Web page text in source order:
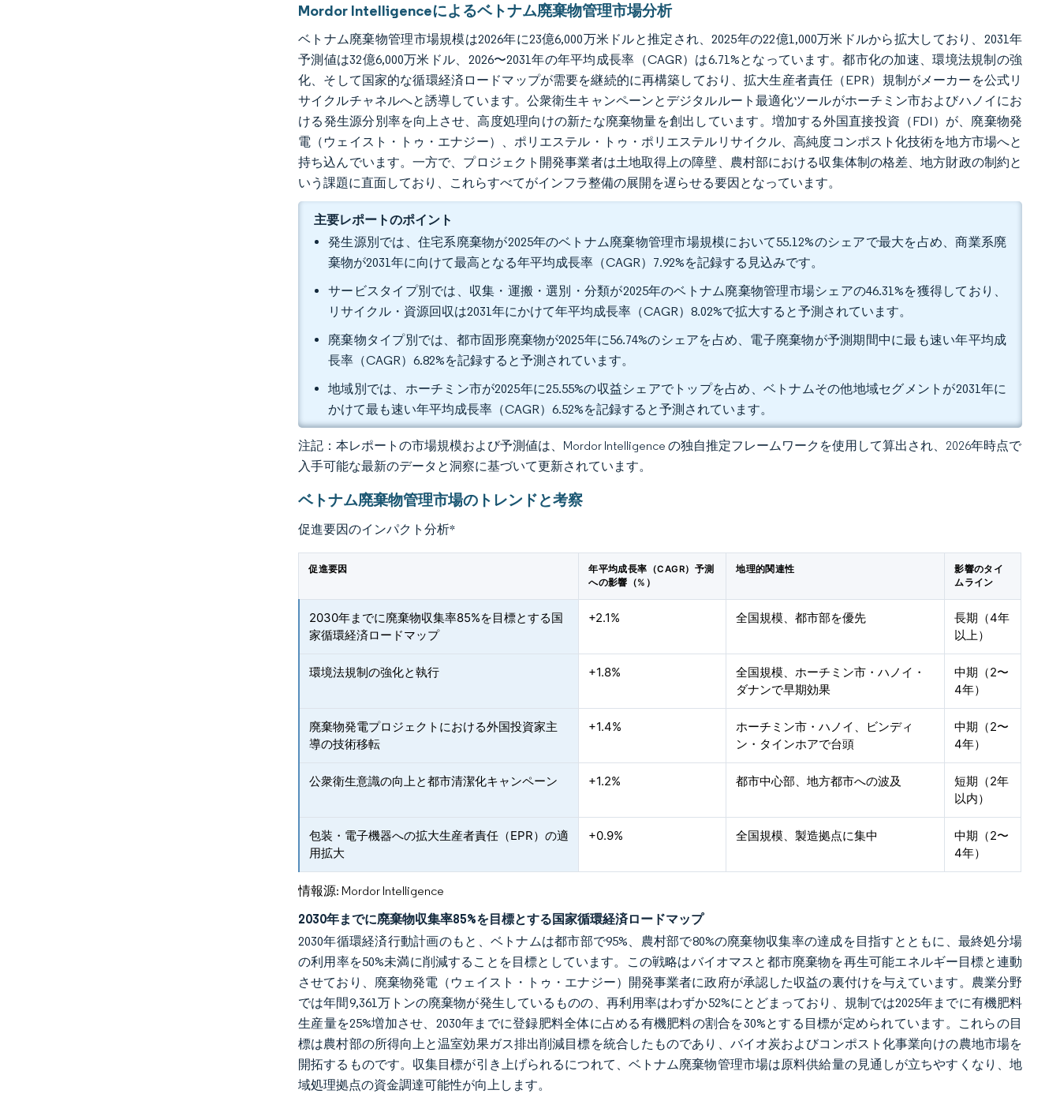
Mordor Intelligenceによるベトナム廃棄物管理市場分析
ベトナム廃棄物管理市場規模は2026年に23億6,000万米ドルと推定され、2025年の22億1,000万米ドルから拡大しており、2031年
予測値は32億6,000万米ドル、2026〜2031年の年平均成長率（CAGR）は6.71%となっています。都市化の加速、環境法規制の強
化、そして国家的な循環経済ロードマップが需要を継続的に再構築しており、拡大生産者責任（EPR）規制がメーカーを公式リ
サイクルチャネルへと誘導しています。公衆衛生キャンペーンとデジタルルート最適化ツールがホーチミン市およびハノイにお
ける発生源分別率を向上させ、高度処理向けの新たな廃棄物量を創出しています。増加する外国直接投資（FDI）が、廃棄物発
電（ウェイスト・トゥ・エナジー）、ポリエステル・トゥ・ポリエステルリサイクル、高純度コンポスト化技術を地方市場へと
持ち込んでいます。一方で、プロジェクト開発事業者は土地取得上の障壁、農村部における収集体制の格差、地方財政の制約と
いう課題に直面しており、これらすべてがインフラ整備の展開を遅らせる要因となっています。
主要レポートのポイント
発生源別では、住宅系廃棄物が2025年のベトナム廃棄物管理市場規模において55.12%のシェアで最大を占め、商業系廃
棄物が2031年に向けて最高となる年平均成長率（CAGR）7.92%を記録する見込みです。
サービスタイプ別では、収集・運搬・選別・分類が2025年のベトナム廃棄物管理市場シェアの46.31%を獲得しており、
リサイクル・資源回収は2031年にかけて年平均成長率（CAGR）8.02%で拡大すると予測されています。
廃棄物タイプ別では、都市固形廃棄物が2025年に56.74%のシェアを占め、電子廃棄物が予測期間中に最も速い年平均成
長率（CAGR）6.82%を記録すると予測されています。
地域別では、ホーチミン市が2025年に25.55%の収益シェアでトップを占め、ベトナムその他地域セグメントが2031年に
かけて最も速い年平均成長率（CAGR）6.52%を記録すると予測されています。
注記：本レポートの市場規模および予測値は、Mordor Intelligence の独自推定フレームワークを使用して算出され、2026年時点で
入手可能な最新のデータと洞察に基づいて更新されています。
ベトナム廃棄物管理市場のトレンドと考察
促進要因のインパクト分析*
促進要因
年平均成長率（CAGR）予測
への影響（%）
地理的関連性
影響のタイ
ムライン
2030年までに廃棄物収集率85%を目標とする国
家循環経済ロードマップ
+2.1% 全国規模、都市部を優先
長期（4年
以上）
環境法規制の強化と執行 +1.8%
全国規模、ホーチミン市・ハノイ・
ダナンで早期効果
中期（2〜
4年）
廃棄物発電プロジェクトにおける外国投資家主
導の技術移転
+1.4%
ホーチミン市・ハノイ、ビンディ
ン・タインホアで台頭
中期（2〜
4年）
公衆衛生意識の向上と都市清潔化キャンペーン +1.2% 都市中心部、地方都市への波及
短期（2年
以内）
包装・電子機器への拡大生産者責任（EPR）の適
用拡大
+0.9% 全国規模、製造拠点に集中
中期（2〜
4年）
情報源: Mordor Intelligence
2030年までに廃棄物収集率85%を目標とする国家循環経済ロードマップ
2030年循環経済行動計画のもと、ベトナムは都市部で95%、農村部で80%の廃棄物収集率の達成を目指すとともに、最終処分場
の利用率を50%未満に削減することを目標としています。この戦略はバイオマスと都市廃棄物を再生可能エネルギー目標と連動
させており、廃棄物発電（ウェイスト・トゥ・エナジー）開発事業者に政府が承認した収益の裏付けを与えています。農業分野
では年間9,361万トンの廃棄物が発生しているものの、再利用率はわずか52%にとどまっており、規制では2025年までに有機肥料
生産量を25%増加させ、2030年までに登録肥料全体に占める有機肥料の割合を30%とする目標が定められています。これらの目
標は農村部の所得向上と温室効果ガス排出削減目標を統合したものであり、バイオ炭およびコンポスト化事業向けの農地市場を
開拓するものです。収集目標が引き上げられるにつれて、ベトナム廃棄物管理市場は原料供給量の見通しが立ちやすくなり、地
域処理拠点の資金調達可能性が向上します。